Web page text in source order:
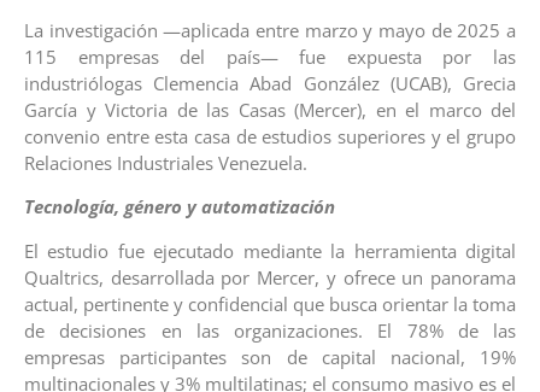
La investigación —aplicada entre marzo y mayo de 2025 a
115 empresas del país— fue expuesta por las
industriólogas Clemencia Abad González (UCAB), Grecia
García y Victoria de las Casas (Mercer), en el marco del
convenio entre esta casa de estudios superiores y el grupo
Relaciones Industriales Venezuela.
Tecnología, género y automatización
El estudio fue ejecutado mediante la herramienta digital
Qualtrics, desarrollada por Mercer, y ofrece un panorama
actual, pertinente y confidencial que busca orientar la toma
de decisiones en las organizaciones. El 78% de las
empresas participantes son de capital nacional, 19%
multinacionales y 3% multilatinas; el consumo masivo es el